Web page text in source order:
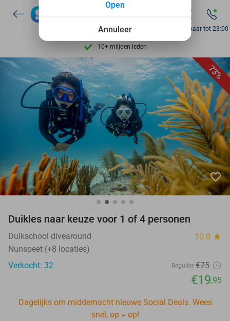
Ontdek 15.000+ deals
7 dagen per week beschikbaar
10+ miljoen leden
9,4 op basis van205.872 reviews
Ontdek 15.000+ deals
7 dagen per week beschikbaar
10+ miljoen leden
Bereikbaar tot 23:00
73%
favorite_border
Duikles naar keuze voor 1 of 4 personen
Duikschool divearound 10.0 star
Nunspeet (+8 locaties)
Verkocht: 32
Regulier €75
€19,95
Dagelijks om middernacht nieuwe Social Deals. Wees
snel, op = op!
Annuleer
Open